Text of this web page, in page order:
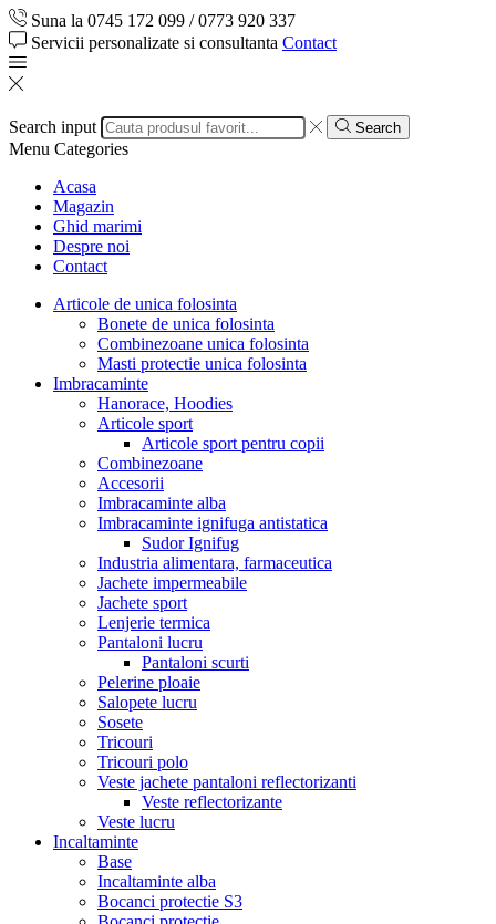
Suna la 0745 172 099 / 0773 920 337
Servicii personalizate si consultanta Contact
Search input Search
Menu Categories
Acasa
Magazin
Ghid marimi
Despre noi
Contact
Articole de unica folosinta
Bonete de unica folosinta
Combinezoane unica folosinta
Masti protectie unica folosinta
Imbracaminte
Hanorace, Hoodies
Articole sport
Articole sport pentru copii
Combinezoane
Accesorii
Imbracaminte alba
Imbracaminte ignifuga antistatica
Sudor Ignifug
Industria alimentara, farmaceutica
Jachete impermeabile
Jachete sport
Lenjerie termica
Pantaloni lucru
Pantaloni scurti
Pelerine ploaie
Salopete lucru
Sosete
Tricouri
Tricouri polo
Veste jachete pantaloni reflectorizanti
Veste reflectorizante
Veste lucru
Incaltaminte
Base
Incaltaminte alba
Bocanci protectie S3